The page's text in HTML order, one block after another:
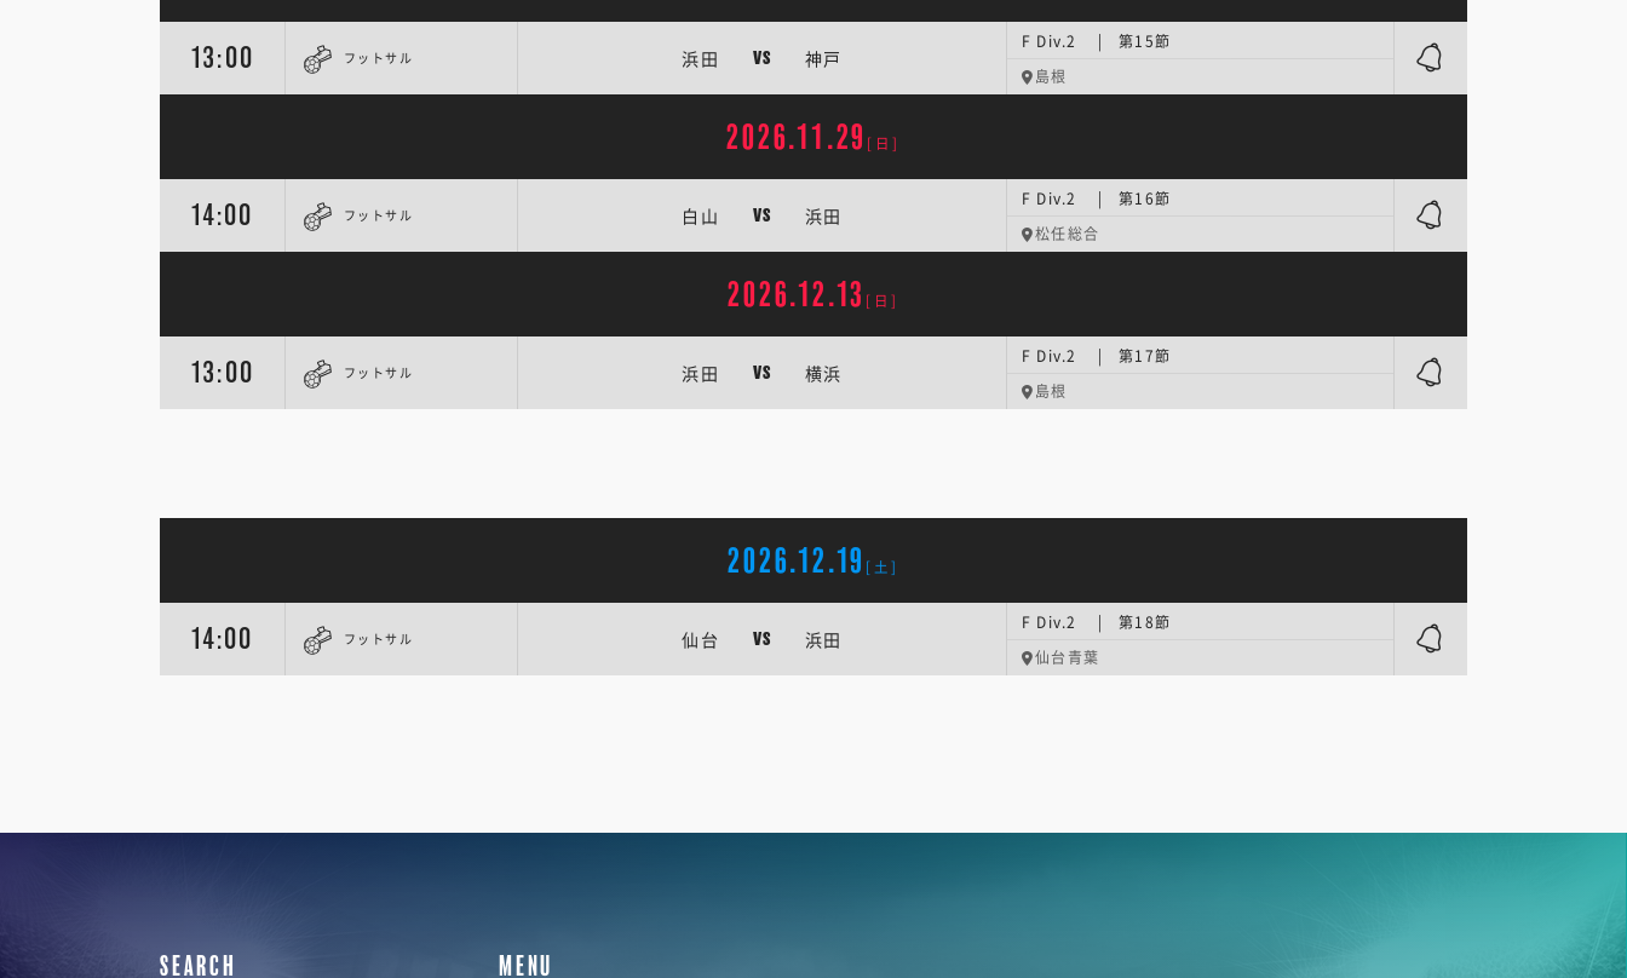
13:00 フットサル 浜田 VS 神戸
F Div.2 | 第15節
島根
2026.11.29 [日]
14:00 フットサル 白山 VS 浜田
F Div.2 | 第16節
松任総合
2026.12.13 [日]
13:00 フットサル 浜田 VS 横浜
F Div.2 | 第17節
島根
2026.12.19 [土]
14:00 フットサル 仙台 VS 浜田
F Div.2 | 第18節
仙台青葉
SEARCH MENU